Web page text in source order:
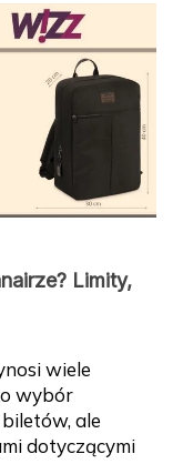
Limity,
wiele
wybór
ale
dotyczącymi